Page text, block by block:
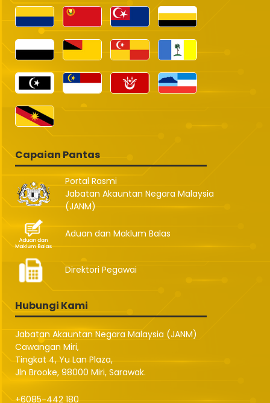
Capaian Pantas
Portal Rasmi
Jabatan Akauntan Negara Malaysia
(JANM)
Aduan dan Maklum Balas
Direktori Pegawai
Hubungi Kami
Jabatan Akauntan Negara Malaysia (JANM)
Cawangan Miri,
Tingkat 4, Yu Lan Plaza,
Jln Brooke, 98000 Miri, Sarawak.
+6085-442 180